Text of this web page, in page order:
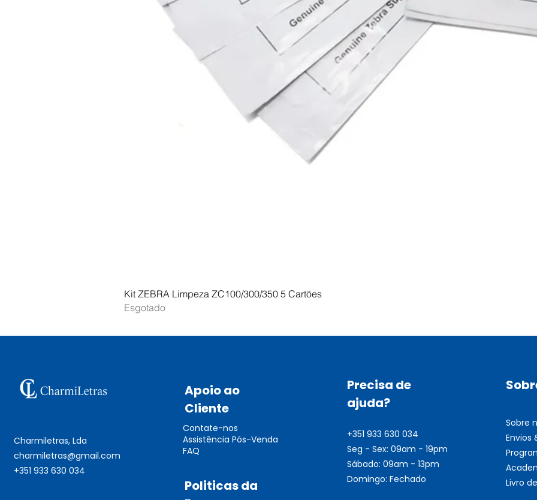
Kit ZEBRA Limpeza ZC100/300/350 5 Cartões
Esgotado
Charmiletras, Lda
charmiletras@gmail.com
+351 933 630 034
Apoio ao
Cliente
Contate-nos
Assistência Pós-Venda
FAQ
Politicas da
Precisa de
ajuda?
+351 933 630 034
Seg - Sex: 09am - 19pm
Sábado: 09am - 13pm
Domingo: Fechado
Sobre
Envios
Livro